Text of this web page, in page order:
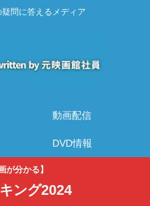
問に答えるメディア
動画配信
DVD情報
が分かる】
ング2024